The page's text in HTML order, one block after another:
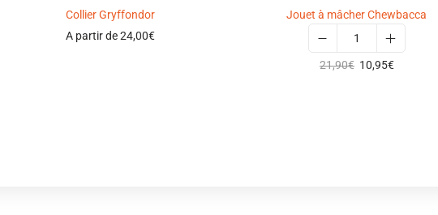
Collier Gryffondor
A partir de24,00€
Jouet à mâcher Chewbacca
21,90€ 10,95€